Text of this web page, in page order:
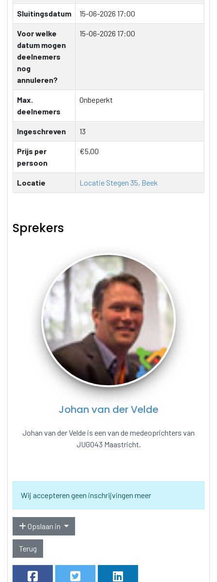
Sluitingsdatum 15-06-2026 17:00
Voor welke
datum mogen
deelnemers
nog
annuleren?
15-06-2026 17:00
Max.
deelnemers
Onbeperkt
Ingeschreven 13
Prijs per
persoon
€5,00
Locatie Locatie Stegen 35, Beek
Sprekers
Johan van der Velde
Johan van der Velde is een van de medeoprichters van
JUG043 Maastricht.
Wij accepteren geen inschrijvingen meer
Opslaan in
Terug